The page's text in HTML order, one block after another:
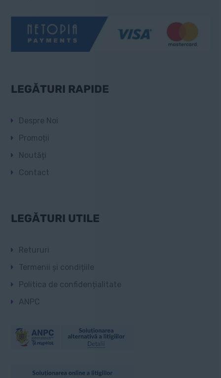
LEGĂTURI RAPIDE
Despre Noi
Promoții
Noutăți
Contact
LEGĂTURI UTILE
Retururi
Termenii și condițiile
Politica de confidențialitate
ANPC